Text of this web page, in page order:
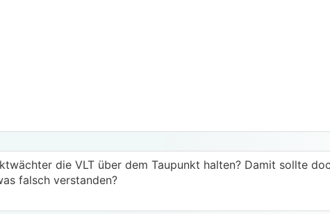
die VLT über dem Taupunkt halten? Damit sollte
falsch verstanden?